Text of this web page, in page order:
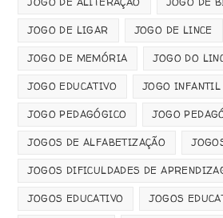
JOGO DE LIGAR JOGO DE LINCE
JOGO DE MEMÓRIA JOGO DO
JOGO EDUCATIVO JOGO INFANTIL
JOGO PEDAGÓGICO JOGO
JOGOS DE ALFABETIZAÇÃO
JOGOS DIFICULDADES DE
JOGOS EDUCATIVO JOGOS